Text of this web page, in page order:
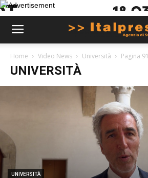
Home Video News Università Pagina 91
UNIVERSITÀ
UNIVERSITÀ